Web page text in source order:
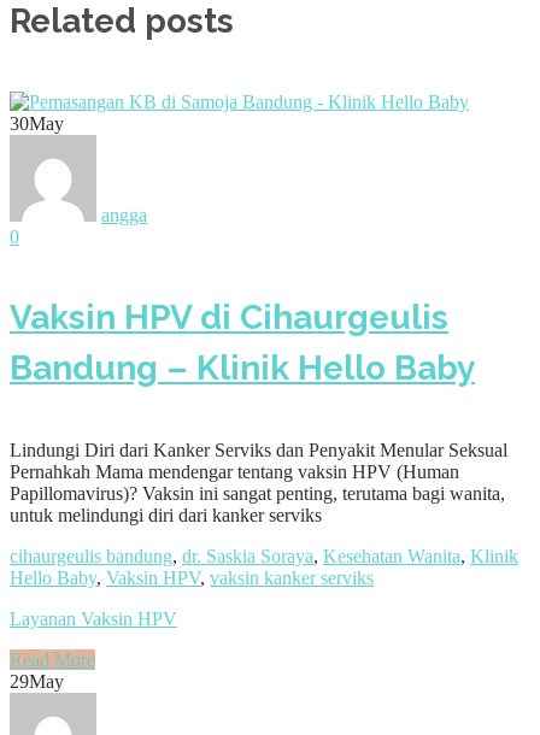
Related posts
30May
angga
0
Vaksin HPV di Cihaurgeulis
Bandung – Klinik Hello Baby
Lindungi Diri dari Kanker Serviks dan Penyakit Menular Seksual
Pernahkah Mama mendengar tentang vaksin HPV (Human
Papillomavirus)? Vaksin ini sangat penting, terutama bagi wanita,
untuk melindungi diri dari kanker serviks
cihaurgeulis bandung, dr. Saskia Soraya, Kesehatan Wanita, Klinik
Hello Baby, Vaksin HPV, vaksin kanker serviks
Layanan Vaksin HPV
Read More
29May